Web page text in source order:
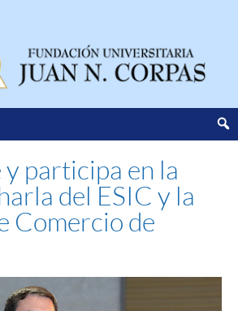
participa en la
del ESIC y la
Comercio de